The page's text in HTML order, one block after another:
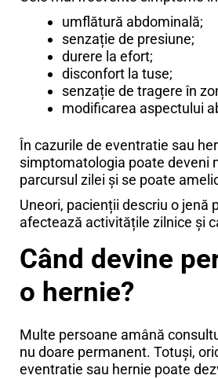
umflătură abdominală;
senzație de presiune;
durere la efort;
disconfort la tuse;
senzație de tragere în
modificarea aspectului
În cazurile de eventratie sau
simptomatologia poate deveni
parcursul zilei și se poate
Uneori, pacienții descriu o jenă
afectează activitățile zilnice și
Când devine
o hernie?
Multe persoane amână
nu doare permanent. Totuși,
eventratie sau hernie poate